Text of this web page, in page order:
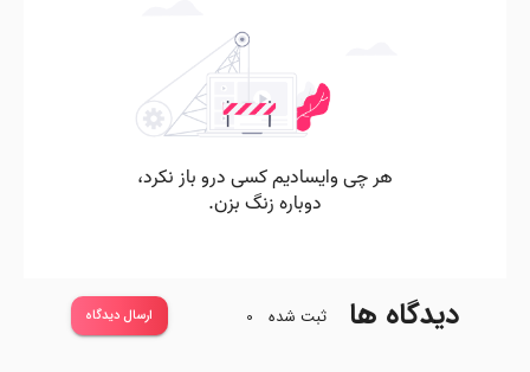
دیدگاه ها ثبت شده 0 ارسال دیدگاه